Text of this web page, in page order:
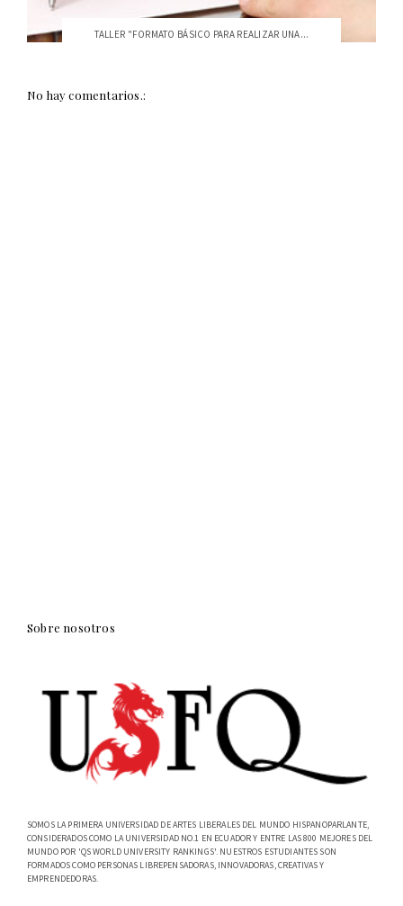
TALLER "FORMATO BÁSICO PARA REALIZAR UNA...
No hay comentarios.:
Sobre nosotros
SOMOS LA PRIMERA UNIVERSIDAD DE ARTES LIBERALES DEL MUNDO HISPANOPARLANTE,
CONSIDERADOS COMO LA UNIVERSIDAD NO.1 EN ECUADOR Y ENTRE LAS 800 MEJORES DEL
MUNDO POR 'QS WORLD UNIVERSITY RANKINGS'. NUESTROS ESTUDIANTES SON
FORMADOS COMO PERSONAS LIBREPENSADORAS, INNOVADORAS, CREATIVAS Y
EMPRENDEDORAS.